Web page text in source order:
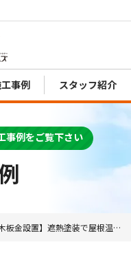
電話 MENU
事例 スタッフ紹介
事例をご覧下さい
】遮熱塗装で屋根温度を下げましょう！